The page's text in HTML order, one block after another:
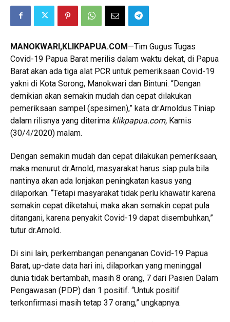
MANOKWARI,KLIKPAPUA.COM—Tim Gugus Tugas
Covid-19 Papua Barat merilis dalam waktu dekat, di Papua
Barat akan ada tiga alat PCR untuk pemeriksaan Covid-19
yakni di Kota Sorong, Manokwari dan Bintuni. “Dengan
demikian akan semakin mudah dan cepat dilakukan
pemeriksaan sampel (spesimen),” kata dr.Arnoldus Tiniap
dalam rilisnya yang diterima klikpapua.com, Kamis
(30/4/2020) malam.
Dengan semakin mudah dan cepat dilakukan pemeriksaan,
maka menurut dr.Arnold, masyarakat harus siap pula bila
nantinya akan ada lonjakan peningkatan kasus yang
dilaporkan. “Tetapi masyarakat tidak perlu khawatir karena
semakin cepat diketahui, maka akan semakin cepat pula
ditangani, karena penyakit Covid-19 dapat disembuhkan,”
tutur dr.Arnold.
Di sini lain, perkembangan penanganan Covid-19 Papua
Barat, up-date data hari ini, dilaporkan yang meninggal
dunia tidak bertambah, masih 8 orang, 7 dari Pasien Dalam
Pengawasan (PDP) dan 1 positif. “Untuk positif
terkonfirmasi masih tetap 37 orang,” ungkapnya.